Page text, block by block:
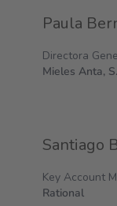
Paula
Directora
Mieles Anta,
Santiago
Key Account
Rational